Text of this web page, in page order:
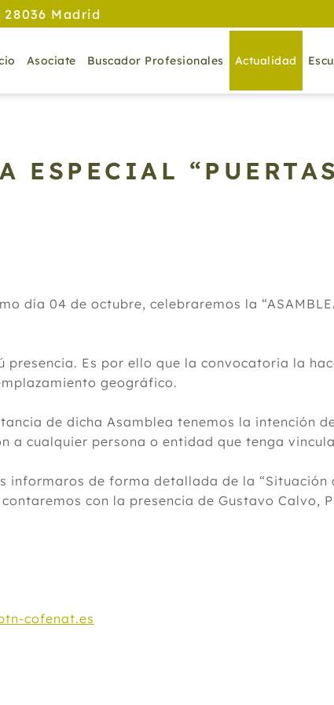
Madrid
Asociate Buscador Profesionales Actualidad
ESPECIAL
día 04 de octubre, celebraremos la
Es por ello que la convocatoria la
geográfico.
de dicha Asamblea tenemos la intención
a cualquier persona o entidad que tenga
de forma detallada de la “Situación
con la presencia de Gustavo Calvo,
cofenat.es